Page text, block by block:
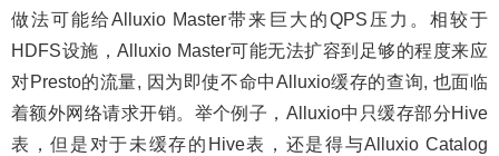
做法可能给Alluxio Master带来巨大的QPS压力。相较于
HDFS设施，Alluxio Master可能无法扩容到足够的程度来应
对Presto的流量, 因为即使不命中Alluxio缓存的查询, 也面临
着额外网络请求开销。举个例子，Alluxio中只缓存部分Hive
表，但是对于未缓存的Hive表，还是得与Alluxio Catalog